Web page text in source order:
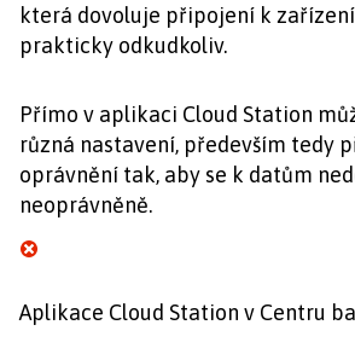
která dovoluje připojení k
prakticky odkudkoliv.
Přímo v aplikaci Cloud Station
různá nastavení, především tedy
oprávnění tak, aby se k datům
neoprávněně.
Aplikace Cloud Station v Centru